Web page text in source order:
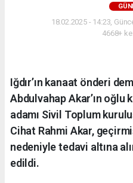
18.02.2025 - 14:23,
4668+
Iğdır’ın kanaat önderi
Abdulvahap Akar’ın
adamı Sivil Toplum
Cihat Rahmi Akar,
nedeniyle tedavi altına
edildi.